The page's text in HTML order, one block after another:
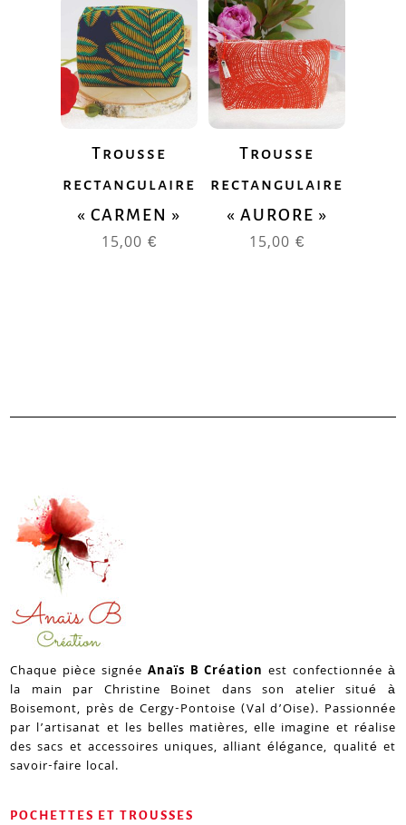
Trousse
rectangulaire
« CARMEN »
15,00 €
Trousse
rectangulaire
« AURORE »
15,00€
Chaque pièce signée Anaïs B Création est confectionnée à
la main par Christine Boinet dans son atelier situé à
Boisemont, près de Cergy-Pontoise (Val d’Oise). Passionnée
par l’artisanat et les belles matières, elle imagine et réalise
des sacs et accessoires uniques, alliant élégance, qualité et
savoir-faire local.
POCHETTES ET TROUSSES